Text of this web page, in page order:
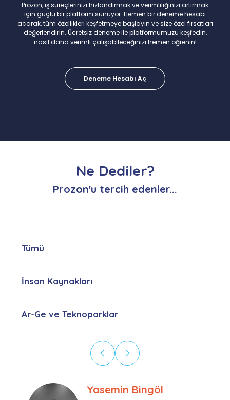
Prozon, iş süreçlerinizi hızlandırmak ve verimliliğinizi artırmak
için güçlü bir platform sunuyor. Hemen bir deneme hesabı
açarak, tüm özellikleri keşfetmeye başlayın ve size özel fırsatları
değerlendirin. Ücretsiz deneme ile platformumuzu keşfedin,
nasıl daha verimli çalışabileceğinizi hemen öğrenin!
Deneme Hesabı Aç
Ne Dediler?
Prozon'u tercih edenler...
Tümü
İnsan Kaynakları
Ar-Ge ve Teknoparklar
Ebru Kural